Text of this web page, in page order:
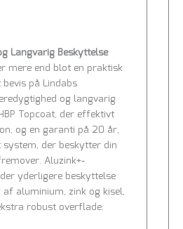
Langvarig Beskyttelse
mere end blot en praktisk
på Lindabs
og langvarig
Topcoat, der effektivt
og en garanti på 20 år,
system, der beskytter din
Aluzink+-
yderligere beskyttelse
aluminium, zink og kisel,
robust overflade.